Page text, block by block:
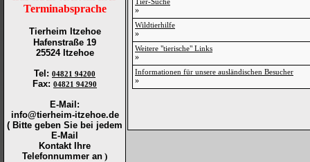
Terminabsprache
Tierheim Itzehoe
Hafenstraße 19
25524 Itzehoe
Tel : 04821 94200
Fax: 04821 94290
E-Mail:
info@tierheim-itzehoe.de
( Bitte geben Sie bei jedem
E-Mail
Kontakt Ihre
Telefonnummer an )
»
Wildtierhilfe
»
Weitere "tierische" Links
»
Informationen für unsere ausländischen Besucher
»